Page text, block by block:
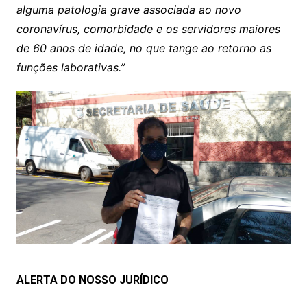
alguma patologia grave associada ao novo
coronavírus, comorbidade e os servidores maiores
de 60 anos de idade, no que tange ao retorno as
funções laborativas.”
ALERTA DO NOSSO JURÍDICO